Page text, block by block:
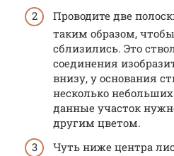
Проводите две
таким образом,
сблизились. Это
соединения
внизу, у основания
несколько
данные участок
другим цветом.
Чуть ниже центра